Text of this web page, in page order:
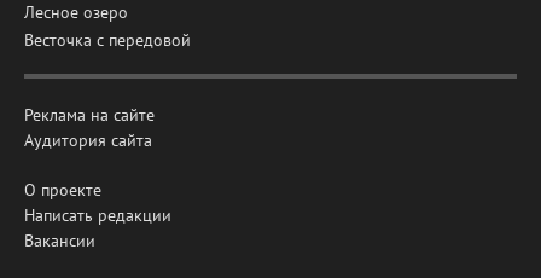
Лесное озеро
Весточка с передовой
Реклама на сайте
Аудитория сайта
О проекте
Написать редакции
Вакансии